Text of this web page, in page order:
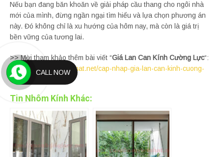
Nếu bạn đang băn khoăn về giải pháp cầu thang cho ngôi nhà
mới của mình, đừng ngần ngại tìm hiểu và lựa chọn phương án
này. Đó không chỉ là xu hướng của hôm nay, mà còn là giá trị
bền vững của tương lai.
>> Mời tham khảo thêm bài viết “Giá Lan Can Kính Cường Lực“:
https://cuanhomvietnhat.net/cap-nhap-gia-lan-can-kinh-cuong-
luc-moi-nhat.html
Tin Nhôm Kính Khác:
CALL NOW